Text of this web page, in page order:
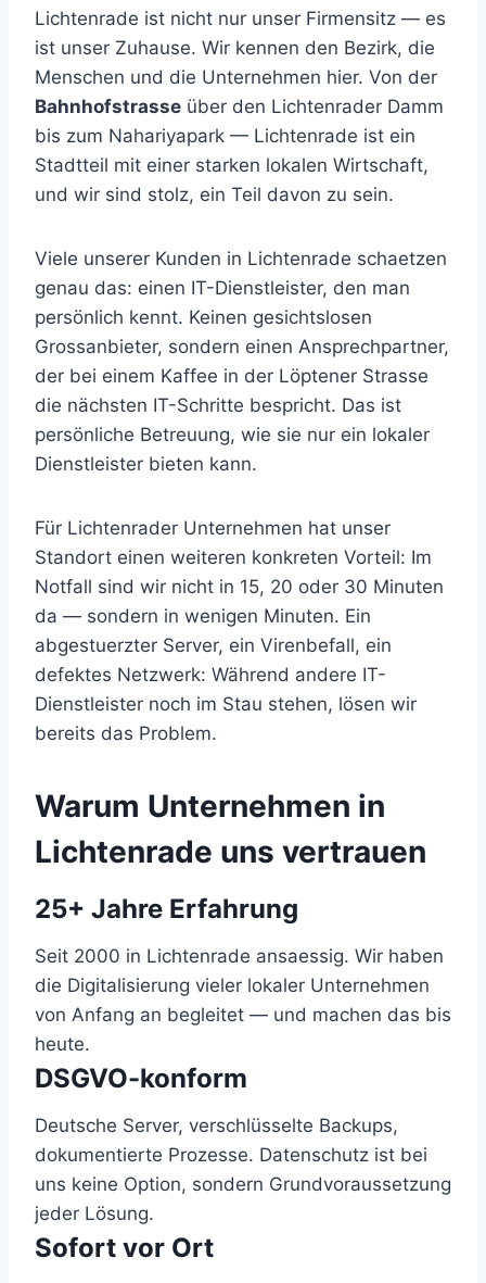
Lichtenrade ist nicht nur unser Firmensitz — es
ist unser Zuhause. Wir kennen den Bezirk, die
Menschen und die Unternehmen hier. Von der
Bahnhofstrasse über den Lichtenrader Damm
bis zum Nahariyapark — Lichtenrade ist ein
Stadtteil mit einer starken lokalen Wirtschaft,
und wir sind stolz, ein Teil davon zu sein.
Viele unserer Kunden in Lichtenrade schaetzen
genau das: einen IT-Dienstleister, den man
persönlich kennt. Keinen gesichtslosen
Grossanbieter, sondern einen Ansprechpartner,
der bei einem Kaffee in der Löptener Strasse
die nächsten IT-Schritte bespricht. Das ist
persönliche Betreuung, wie sie nur ein lokaler
Dienstleister bieten kann.
Für Lichtenrader Unternehmen hat unser
Standort einen weiteren konkreten Vorteil: Im
Notfall sind wir nicht in 15, 20 oder 30 Minuten
da — sondern in wenigen Minuten. Ein
abgestuerzter Server, ein Virenbefall, ein
defektes Netzwerk: Während andere IT-
Dienstleister noch im Stau stehen, lösen wir
bereits das Problem.
Warum Unternehmen in
Lichtenrade uns vertrauen
25+ Jahre Erfahrung
Seit 2000 in Lichtenrade ansaessig. Wir haben
die Digitalisierung vieler lokaler Unternehmen
von Anfang an begleitet — und machen das bis
heute.
DSGVO-konform
Deutsche Server, verschlüsselte Backups,
dokumentierte Prozesse. Datenschutz ist bei
uns keine Option, sondern Grundvoraussetzung
jeder Lösung.
Sofort vor Ort